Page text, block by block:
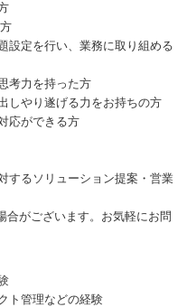
設定を行い、業務に取り組める
考力を持った方
しやり遂げる力をお持ちの方
応ができる方
するソリューション提案・営業
がございます。お気軽にお問
ト管理などの経験